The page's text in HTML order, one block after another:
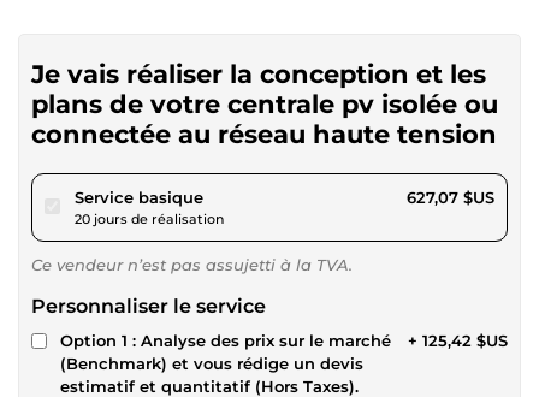
Je vais réaliser la conception et les
plans de votre centrale pv isolée ou
connectée au réseau haute tension
Service basiquepour 577,94 $US
20 jours de réalisation
627,07 $US
Ce vendeur n’est pas assujetti à la TVA.
Personnaliser le service
Option 1 : Analyse des prix sur le marché
(Benchmark) et vous rédige un devis
estimatif et quantitatif (Hors Taxes).
+ 125,42 $US